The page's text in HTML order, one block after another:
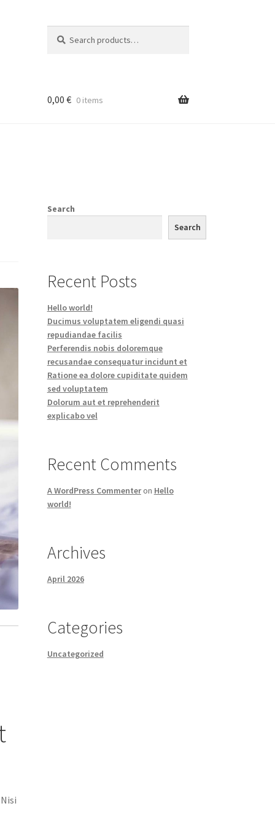
for:
0,00 € 0 items
Search
Search
Recent Posts
Hello world!
Ducimus voluptatem eligendi quasi
repudiandae facilis
Perferendis nobis doloremque
recusandae consequatur incidunt et
Ratione ea dolore cupiditate quidem
sed voluptatem
Dolorum aut et reprehenderit
explicabo vel
Recent Comments
A WordPress Commenteron Hello
world!
Archives
April 2026
Categories
Uncategorized